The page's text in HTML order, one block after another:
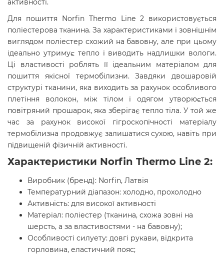
активності.
Для пошиття Norfin Thermo Line 2 використовується
поліестерова тканина. За характеристиками і зовнішнім
виглядом поліестер схожий на бавовну, але при цьому
ідеально утримує тепло і виводить надлишки вологи.
Ці властивості роблять її ідеальним матеріалом для
пошиття якісної термобілизни. Завдяки двошаровій
структурі тканини, яка виходить за рахунок особливого
плетіння волокон, між тілом і одягом утворюється
повітряний прошарок, яка зберігає тепло тіла. У той же
час за рахунок високої гігроскопічності матеріалу
термобілизна продовжує залишатися сухою, навіть при
підвищеній фізичній активності.
Характеристики Norfin Thermo Line 2:
Виробник (бренд): Norfin, Латвія
Температурний діапазон: холодно, прохолодно
Активність: для високої активності
Матеріал: поліестер (тканина, схожа зовні на
шерсть, а за властивостями - на бавовну);
Особливості силуету: довгі рукави, відкрита
горловина, еластичний пояс;